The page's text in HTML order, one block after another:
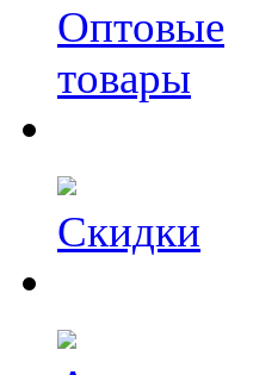
Оптовые
товары
Скидки